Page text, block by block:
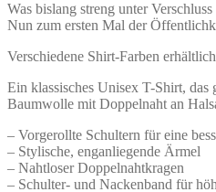
Was bislang streng unter
Nun zum ersten Mal der
Verschiedene Shirt-Farben
Ein klassisches Unisex T-Shirt, das
Baumwolle mit Doppelnaht an
– Vorgerollte Schultern für eine
– Stylische, enganliegende Ärmel
– Nahtloser Doppelnahtkragen
– Schulter- und Nackenband für